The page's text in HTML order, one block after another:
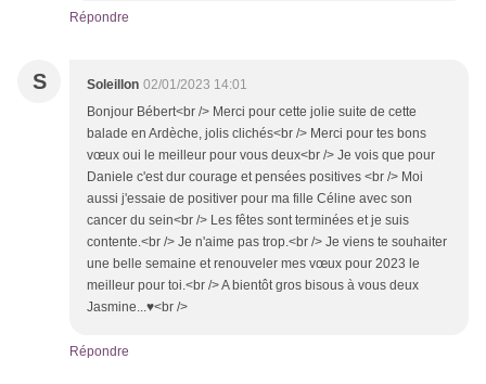
Répondre
S Soleillon 02/01/2023 14:01
Bonjour Bébert<br /> Merci pour cette jolie suite de cette
balade en Ardèche, jolis clichés<br /> Merci pour tes bons
vœux oui le meilleur pour vous deux<br /> Je vois que pour
Daniele c'est dur courage et pensées positives <br /> Moi
aussi j'essaie de positiver pour ma fille Céline avec son
cancer du sein<br /> Les fêtes sont terminées et je suis
contente.<br /> Je n'aime pas trop.<br /> Je viens te souhaiter
une belle semaine et renouveler mes vœux pour 2023 le
meilleur pour toi.<br /> A bientôt gros bisous à vous deux
Jasmine...♥<br />
Répondre